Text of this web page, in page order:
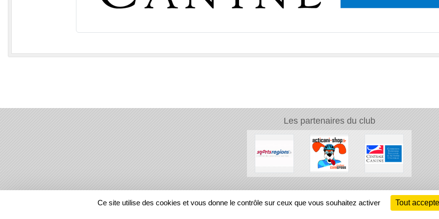
Les partenaires du club
REGIONS
Ce site utilise des cookies et vous donne le contrôle sur ceux que vous souhaitez activer Tout